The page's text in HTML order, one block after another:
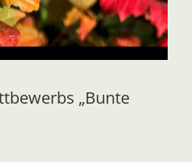
„Bunte